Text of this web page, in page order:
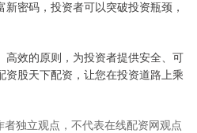
密码，投资者可以突破投资瓶颈，
高效的原则，为投资者提供安全、可
股天下配资，让您在投资道路上乘
者独立观点，不代表在线配资网观点